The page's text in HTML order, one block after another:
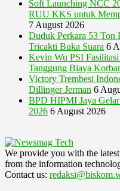
Soft Launching NCC
RUU KKS untuk
7 August 2026
Duduk Perkara 53 Ton
Tricakti Buka Suara 6
Kevin Wu PSI Fasilitasi
Tanggung Biaya
Victory Trembesi
Dillinger Jerman 6
BPD HIPMI Jaya
2026 6 August 2026
We provide you with the
from the information
Contact us: